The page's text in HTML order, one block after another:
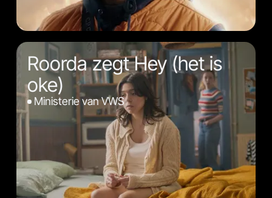
Roorda zegt Hey (het is
oke)
Ministerie van VWS